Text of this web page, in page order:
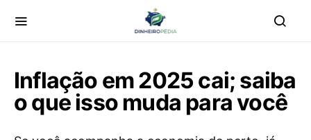
Inflação em 2025 cai; saiba
o que isso muda para você